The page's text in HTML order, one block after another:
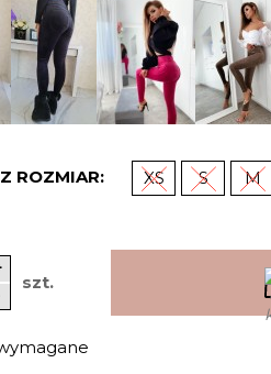
ROZMIAR: XS S M
szt.